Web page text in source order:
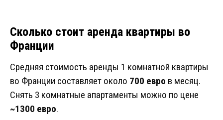
Сколько стоит аренда квартиры во
Франции
Средняя стоимость аренды 1 комнатной квартиры
во Франции составляет около 700 евро в месяц.
Снять 3 комнатные апартаменты можно по цене
~1300 евро.